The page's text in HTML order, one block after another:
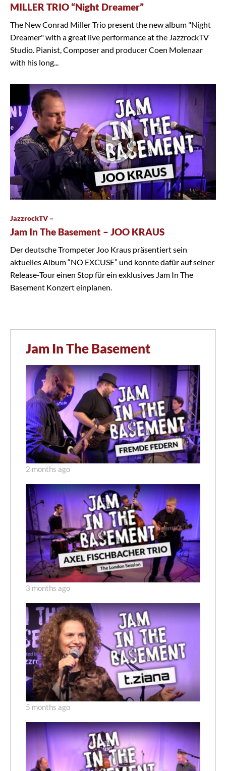
MILLER TRIO “Night Dreamer”
The New Conrad Miller Trio present the new album "Night
Dreamer" with a great live performance at the JazzrockTV
Studio. Pianist, Composer and producer Coen Molenaar
with his long...
JazzrockTV –
Jam In The Basement – JOO KRAUS
Der deutsche Trompeter Joo Kraus präsentiert sein
aktuelles Album “NO EXCUSE” und konnte dafür auf seiner
Release-Tour einen Stop für ein exklusives Jam In The
Basement Konzert einplanen.
Jam In The Basement
2 months ago
3 months ago
5 months ago